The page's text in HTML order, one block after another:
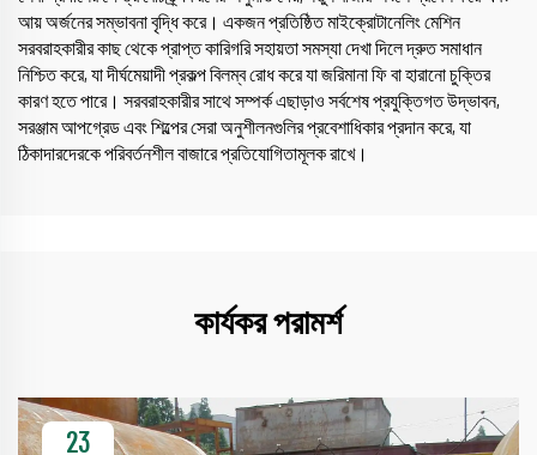
আয় অর্জনের সম্ভাবনা বৃদ্ধি করে। একজন প্রতিষ্ঠিত মাইক্রোটানেলিং মেশিন
সরবরাহকারীর কাছ থেকে প্রাপ্ত কারিগরি সহায়তা সমস্যা দেখা দিলে দ্রুত সমাধান
নিশ্চিত করে, যা দীর্ঘমেয়াদী প্রকল্প বিলম্ব রোধ করে যা জরিমানা ফি বা হারানো চুক্তির
কারণ হতে পারে। সরবরাহকারীর সাথে সম্পর্ক এছাড়াও সর্বশেষ প্রযুক্তিগত উদ্ভাবন,
সরঞ্জাম আপগ্রেড এবং শিল্পের সেরা অনুশীলনগুলির প্রবেশাধিকার প্রদান করে, যা
ঠিকাদারদেরকে পরিবর্তনশীল বাজারে প্রতিযোগিতামূলক রাখে।
কার্যকর পরামর্শ
23